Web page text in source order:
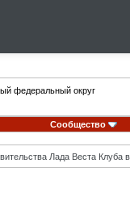
федеральный округ
Сообщество
Лада Веста Клуба